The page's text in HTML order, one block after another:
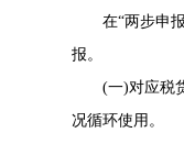
在“两步申报”
报。
(一)对应税货
况循环使用。